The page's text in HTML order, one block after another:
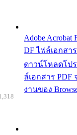
Adobe
DF ไฟล์เอกสาร
ดาวน์โหลดโปร
ล์เอกสาร PDF
งานของ